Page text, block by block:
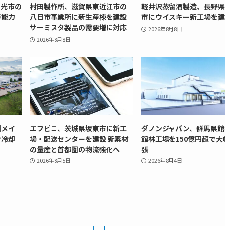
市の
力
村田製作所、滋賀県東近江市の
八日市事業所に新生産棟を建設
サーミスタ製品の需要増に対応
2026年8月8日
軽井沢蒸留酒製造、長野
市にウイスキー新工場を
2026年8月8日
イ
却
エフピコ、茨城県坂東市に新工
場・配送センターを建設 新素材
の量産と首都圏の物流強化へ
2026年8月5日
ダノンジャパン、群馬県
館林工場を150億円超で大
張
2026年8月4日